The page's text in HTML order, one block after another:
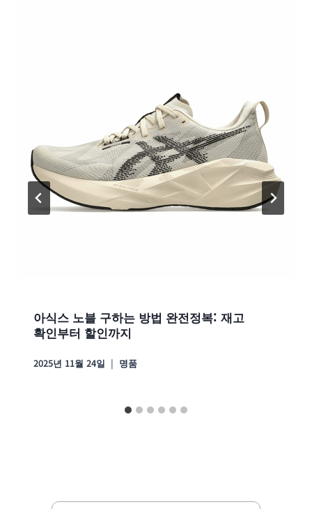
아식스 노블 구하는 방법 완전정복: 재고
확인부터 할인까지
2025년 11월 24일 명품